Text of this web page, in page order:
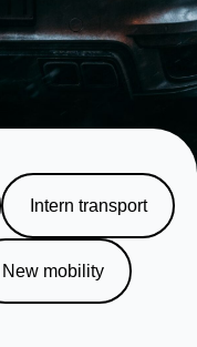
Intern transport
New mobility